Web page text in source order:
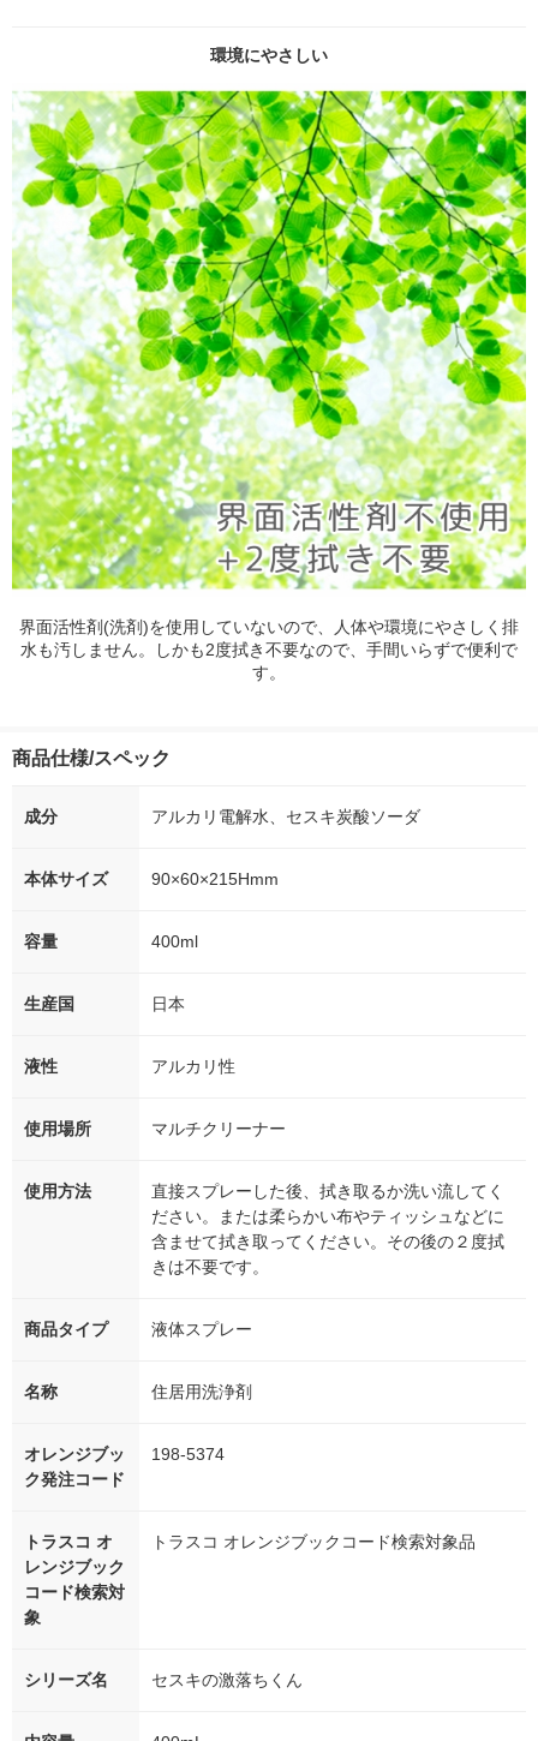
環境にやさしい
界面活性剤(洗剤)を使用していないので、人体や環境にやさしく排
水も汚しません。しかも2度拭き不要なので、手間いらずで便利で
す。
商品仕様/スペック
成分 アルカリ電解水、セスキ炭酸ソーダ
本体サイズ 90×60×215Hmm
容量 400ml
生産国 日本
液性 アルカリ性
使用場所 マルチクリーナー
使用方法
直接スプレーした後、拭き取るか洗い流してく
ださい。または柔らかい布やティッシュなどに
含ませて拭き取ってください。その後の２度拭
きは不要です。
商品タイプ 液体スプレー
名称 住居用洗浄剤
オレンジブッ
ク発注コード
198-5374
トラスコ オ
レンジブック
コード検索対
象
トラスコ オレンジブックコード検索対象品
シリーズ名 セスキの激落ちくん